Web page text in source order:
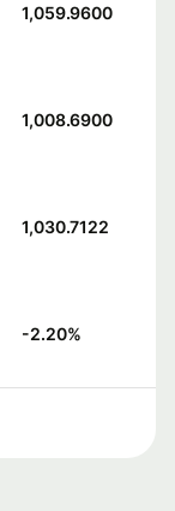
1,059.9600
1,008.6900
1,030.7122
-2.20%